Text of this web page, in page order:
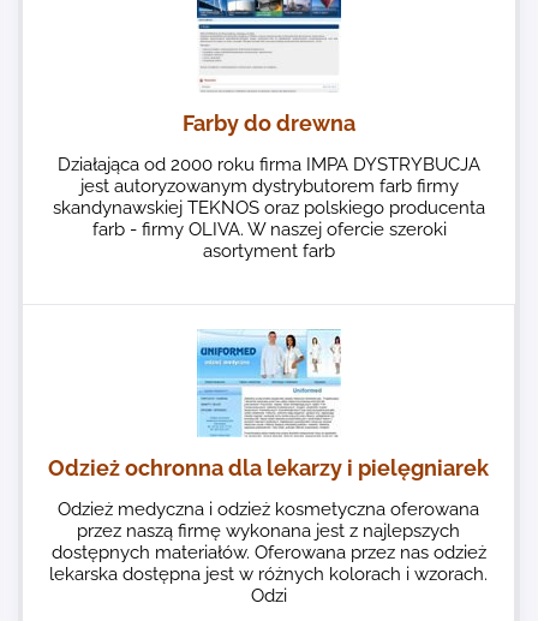
Farby do drewna
Działająca od 2000 roku firma IMPA DYSTRYBUCJA
jest autoryzowanym dystrybutorem farb firmy
skandynawskiej TEKNOS oraz polskiego producenta
farb - firmy OLIVA. W naszej ofercie szeroki
asortyment farb
Odzież ochronna dla lekarzy i pielęgniarek
Odzież medyczna i odzież kosmetyczna oferowana
przez naszą firmę wykonana jest z najlepszych
dostępnych materiałów. Oferowana przez nas odzież
lekarska dostępna jest w różnych kolorach i wzorach.
Odzi